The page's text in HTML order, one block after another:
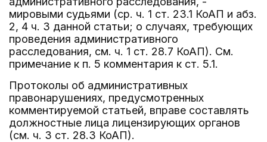
мировыми судьями (ср. ч. 1 ст. 23.1 КоАП и абз.
2, 4 ч. 3 данной статьи; о случаях, требующих
проведения административного
расследования, см. ч. 1 ст. 28.7 КоАП). См.
примечание к п. 5 комментария к ст. 5.1.
Протоколы об административных
правонарушениях, предусмотренных
комментируемой статьей, вправе составлять
должностные лица лицензирующих органов
(см. ч. 3 ст. 28.3 КоАП).